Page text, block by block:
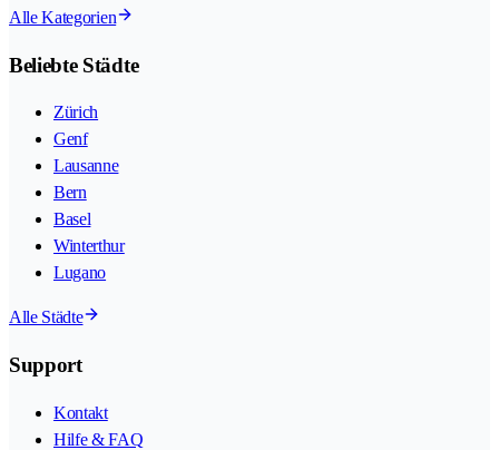
Alle Kategorien
Beliebte Städte
Zürich
Genf
Lausanne
Bern
Basel
Winterthur
Lugano
Alle Städte
Support
Kontakt
Hilfe & FAQ